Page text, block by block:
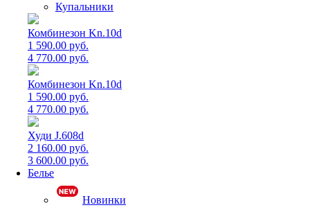
Купальники
Комбинезон Kn.10d
1 590.00 руб.
4 770.00 руб.
Комбинезон Kn.10d
1 590.00 руб.
4 770.00 руб.
Худи J.608d
2 160.00 руб.
3 600.00 руб.
Белье
Новинки